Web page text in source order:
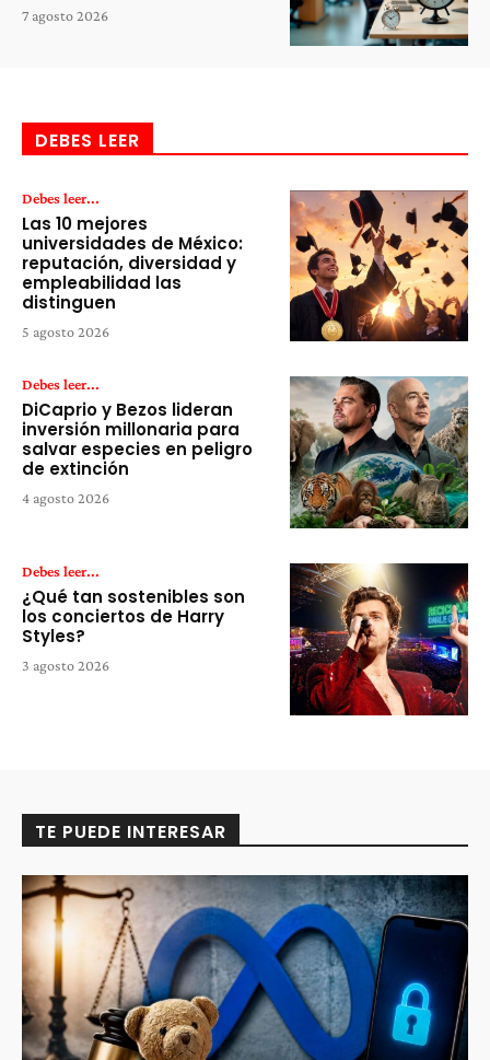
7 agosto 2026
DEBES LEER
Debes leer...
Las 10 mejores
universidades de México:
reputación, diversidad y
empleabilidad las
distinguen
5 agosto 2026
Debes leer...
DiCaprio y Bezos lideran
inversión millonaria para
salvar especies en peligro
de extinción
4 agosto 2026
Debes leer...
¿Qué tan sostenibles son
los conciertos de Harry
Styles?
3 agosto 2026
TE PUEDE INTERESAR